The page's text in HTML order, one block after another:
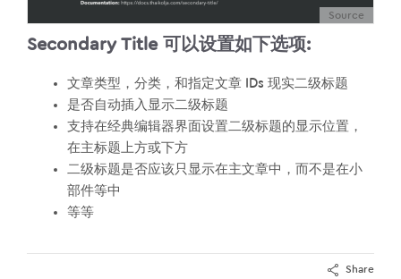
Source
Secondary Title 可以设置如下选项:
文章类型，分类，和指定文章 IDs 现实二级标题
是否自动插入显示二级标题
支持在经典编辑器界面设置二级标题的显示位置，
在主标题上方或下方
二级标题是否应该只显示在主文章中，而不是在小
部件等中
等等
Share